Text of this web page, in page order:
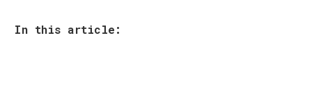
In this article: